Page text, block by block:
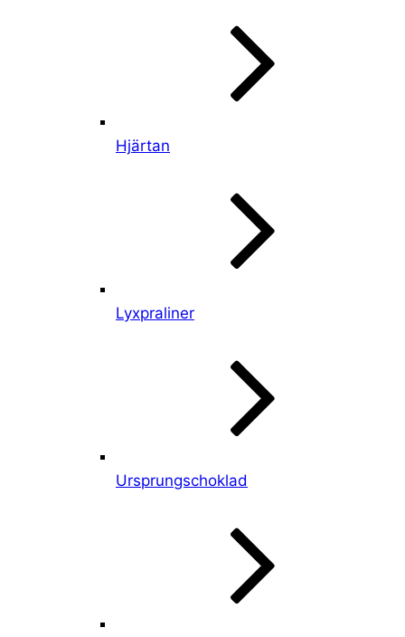
Hjärtan
Lyxpraliner
Ursprungschoklad